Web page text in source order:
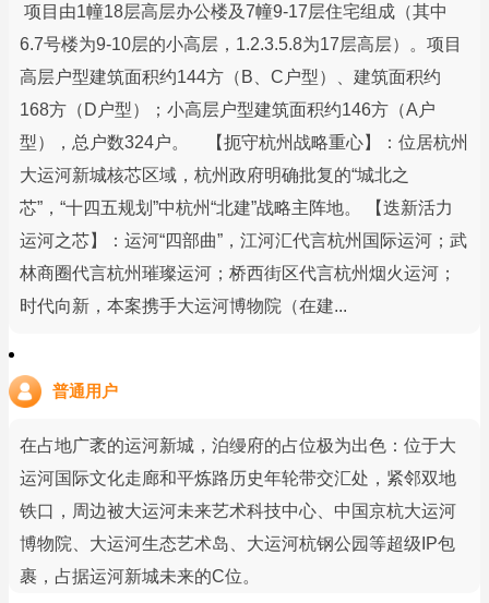
项目由1幢18层高层办公楼及7幢9-17层住宅组成（其中
6.7号楼为9-10层的小高层，1.2.3.5.8为17层高层）。项目
高层户型建筑面积约144方（B、C户型）、建筑面积约
168方（D户型）；小高层户型建筑面积约146方（A户
型），总户数324户。 【扼守杭州战略重心】：位居杭州
大运河新城核芯区域，杭州政府明确批复的“城北之
芯”，“十四五规划”中杭州“北建”战略主阵地。 【迭新活力
运河之芯】：运河“四部曲”，江河汇代言杭州国际运河；武
林商圈代言杭州璀璨运河；桥西街区代言杭州烟火运河；
时代向新，本案携手大运河博物院（在建...
普通用户
在占地广袤的运河新城，泊缦府的占位极为出色：位于大
运河国际文化走廊和平炼路历史年轮带交汇处，紧邻双地
铁口，周边被大运河未来艺术科技中心、中国京杭大运河
博物院、大运河生态艺术岛、大运河杭钢公园等超级IP包
裹，占据运河新城未来的C位。